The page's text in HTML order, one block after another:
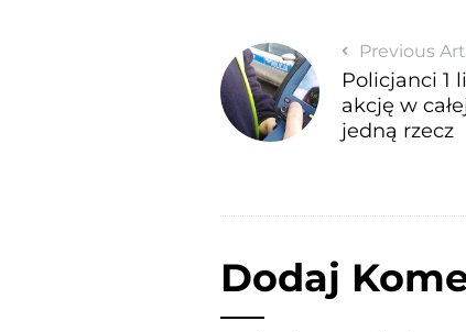
Previous
Policjanci 1
akcję w
jedną rzecz
Dodaj